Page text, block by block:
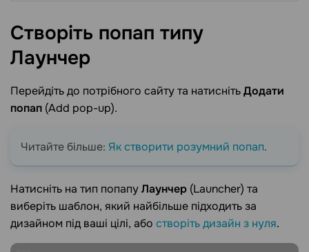
Створіть попап типу
Лаунчер
Перейдіть до потрібного сайту та натиснітьДодати
попап (Add pop-up).
Читайте більше: Як створити розумний попап.
Натисніть на тип попапуЛаунчер (Launcher) та
виберіть шаблон, який найбільше підходить за
дизайном під ваші цілі, або створіть дизайн з нуля.